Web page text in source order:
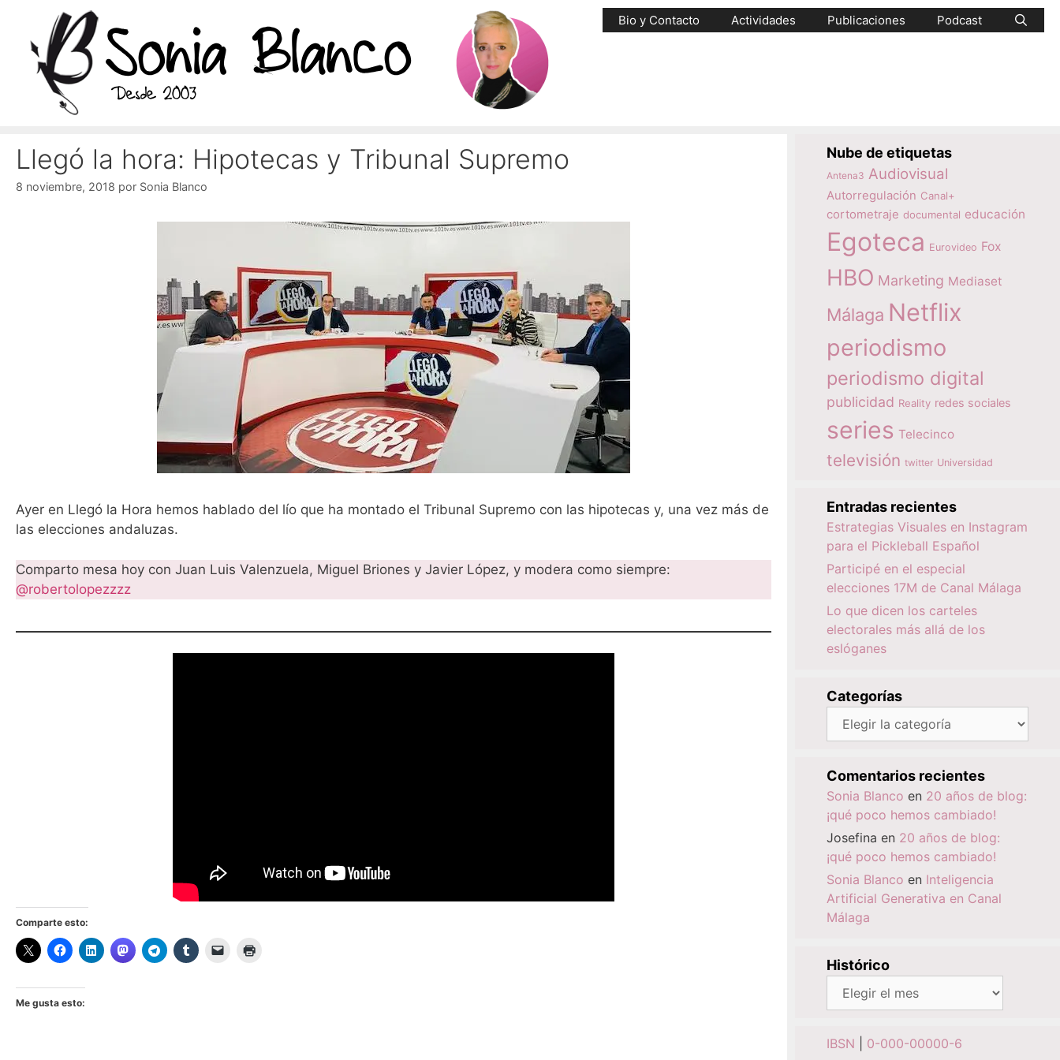
contenido
Bio y Contacto Actividades Publicaciones Podcast
Llegó la hora: Hipotecas y Tribunal Supremo
8 noviembre, 2018 por Sonia Blanco
Ayer en Llegó la Hora hemos hablado del lío que ha montado el Tribunal Supremo con las hipotecas y, una vez más de
las elecciones andaluzas.
Comparto mesa hoy con Juan Luis Valenzuela, Miguel Briones y Javier López, y modera como siempre:
@robertolopezzzz
Comparte esto:
Me gusta esto:
Nube de etiquetas
Antena3 Audiovisual
Autorregulación Canal+
cortometraje documental educación
Egoteca Eurovideo Fox
HBO Marketing Mediaset
Málaga Netflix
periodismo
periodismo digital
publicidad Reality redes sociales
series Telecinco
televisión twitter Universidad
Entradas recientes
Estrategias Visuales en Instagram
para el Pickleball Español
Participé en el especial
elecciones 17M de Canal Málaga
Lo que dicen los carteles
electorales más allá de los
eslóganes
Categorías
Categorías
Comentarios recientes
Sonia Blanco en 20 años de blog:
¡qué poco hemos cambiado!
Josefina en 20 años de blog:
¡qué poco hemos cambiado!
Sonia Blanco en Inteligencia
Artificial Generativa en Canal
Málaga
Histórico
Histórico
IBSN 0-000-00000-6